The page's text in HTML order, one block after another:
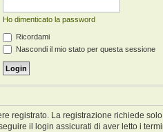
Ho dimenticato la password
Ricordami
Nascondi il mio stato per questa sessione
registrato. La registrazione richiede
il login assicurati di aver letto i